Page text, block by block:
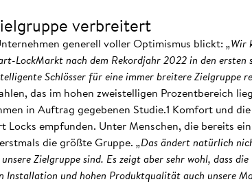
verbreitert
generell voller Optimismus blickt: „Wir
LockMarkt nach dem Rekordjahr 2022 in den ersten
Schlösser für eine immer breitere Zielgruppe
das im hohen zweistelligen Prozentbereich
in Auftrag gegebenen Studie.1 Komfort und
empfunden. Unter Menschen, die bereits
die größte Gruppe. „Das ändert natürlich
Zielgruppe sind. Es zeigt aber sehr wohl, dass
Installation und hohen Produktqualität auch unsere